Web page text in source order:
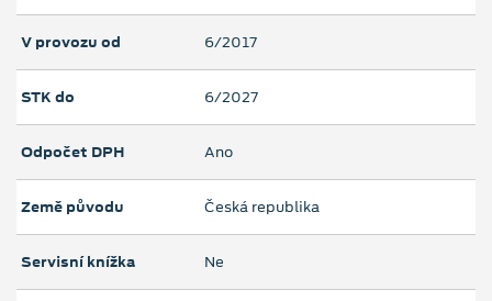
V provozu od 6/2017
STK do 6/2027
Odpočet DPH Ano
Země původu Česká republika
Servisní knížka Ne